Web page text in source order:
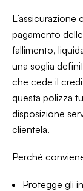
pagamento
fallimento,
una soglia
che cede il
questa polizza
disposizione
clientela.
Perché
Protegge gli